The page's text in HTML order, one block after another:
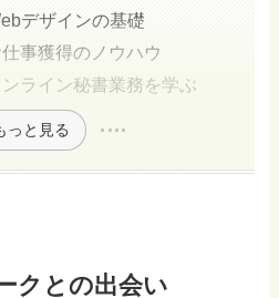
デザインの基礎
事獲得のノウハウ
ライン秘書業務を学ぶ
っと見る
クとの出会い